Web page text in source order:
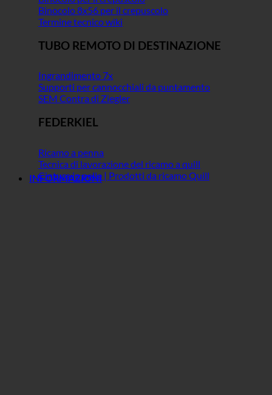
Binocolo 8x56 per il crepuscolo
Termine tecnico wiki
TUBO REMOTO DI DESTINAZIONE
Ingrandimento 7x
Supporti per cannocchiali da puntamento
SEM Contra di Ziegler
FEDERKIEL
Ricamo a penna
Tecnica di lavorazione del ricamo a quill
Cintura in pelle | Prodotti da ricamo Quill
INFORMAZIONI